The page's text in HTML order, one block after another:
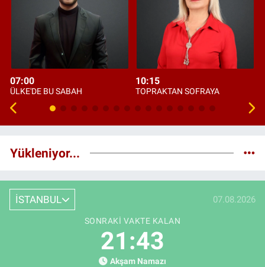
07:00
ÜLKE'DE BU SABAH
10:15
TOPRAKTAN SOFRAYA
Yükleniyor...
İSTANBUL 07.08.2026
SONRAKI VAKTE KALAN
21:42
Akşam Namazı